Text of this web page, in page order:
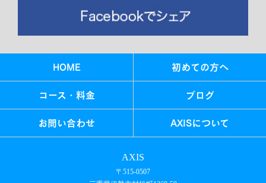
HOME 初めての方へ
コース・料金 ブログ
お問い合わせ AXISについて
AXIS
〒515-0507